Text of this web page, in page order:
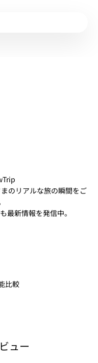
のリアルな旅の瞬間をご
最新情報を発信中。
比較
ュー